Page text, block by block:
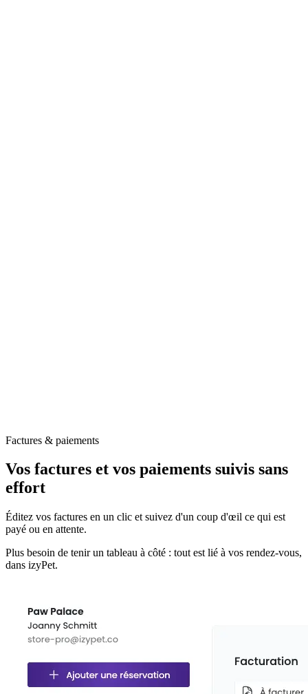
Factures & paiements
Vos factures et vos paiements suivis sans
effort
Éditez vos factures en un clic et suivez d'un coup d'œil ce qui est
payé ou en attente.
Plus besoin de tenir un tableau à côté : tout est lié à vos rendez-vous,
dans izyPet.